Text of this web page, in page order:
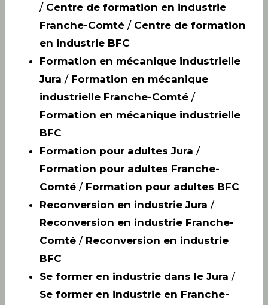
/ Centre de formation en industrie
Franche-Comté / Centre de formation
en industrie BFC
Formation en mécanique industrielle
Jura / Formation en mécanique
industrielle Franche-Comté /
Formation en mécanique industrielle
BFC
Formation pour adultes Jura /
Formation pour adultes Franche-
Comté / Formation pour adultes BFC
Reconversion en industrie Jura /
Reconversion en industrie Franche-
Comté / Reconversion en industrie
BFC
Se former en industrie dans le Jura /
Se former en industrie en Franche-